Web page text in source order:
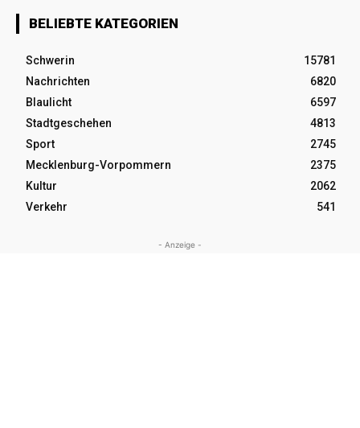
BELIEBTE KATEGORIEN
Schwerin
15781
Nachrichten
6820
Blaulicht
6597
Stadtgeschehen
4813
Sport
2745
Mecklenburg-Vorpommern
2375
Kultur
2062
Verkehr
541
- Anzeige -